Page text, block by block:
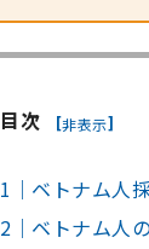
目次 [非表示]
1｜ベトナム人
2｜ベトナム人